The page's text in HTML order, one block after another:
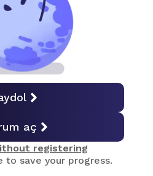
aç
registering
to save your progress.